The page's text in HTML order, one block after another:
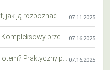
07.11.2025
07.16.2025
07.16.2025